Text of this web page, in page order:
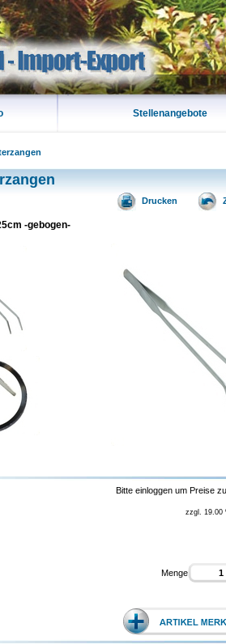
Stellenangebote
-gebogen-
Drucken
Bitte einloggen um Preise
zzgl. 19.00
Menge